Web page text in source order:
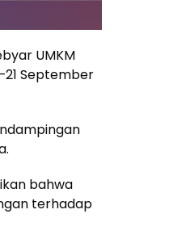
UMKM
September
bahwa
terhadap